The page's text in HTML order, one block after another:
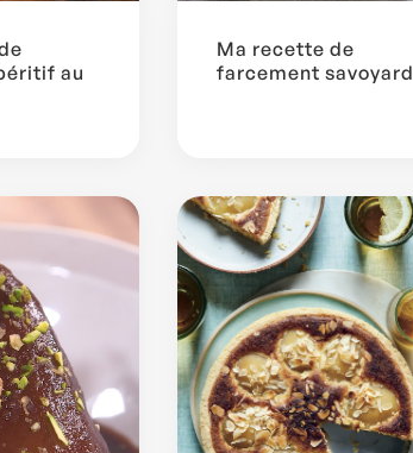
au
Ma recette de
farcement savoyard